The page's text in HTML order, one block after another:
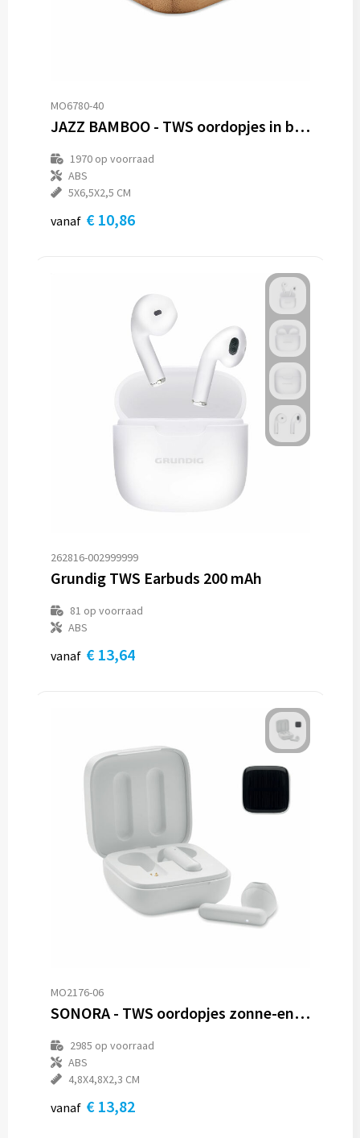
MO6780-40
JAZZ BAMBOO - TWS oordopjes in bamboe hoesje
1970op voorraad
ABS
5X6,5X2,5 CM
vanaf € 10,86
262816-002999999
Grundig TWS Earbuds 200 mAh
81 op voorraad
ABS
vanaf € 13,64
MO2176-06
SONORA - TWS oordopjes zonne-energie
2985 op voorraad
ABS
4,8X4,8X2,3 CM
vanaf € 13,82